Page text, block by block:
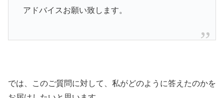
アドバイスお願い致します。
では、このご質問に対して、私がどのように答えたのかを